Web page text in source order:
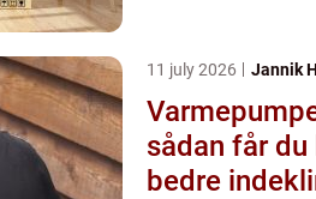
11 july 2026 Jannik
sådan får
bedre